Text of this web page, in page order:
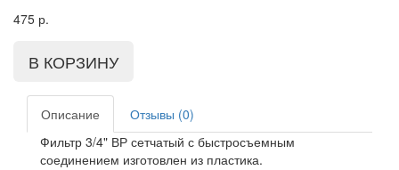
475 р.
Описание
Отзывы (0)
Фильтр 3/4" ВР сетчатый с быстросъемным
соединением изготовлен из пластика.